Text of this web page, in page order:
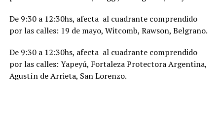
De 9:30 a 12:30hs, afecta al cuadrante comprendido
por las calles: 19 de mayo, Witcomb, Rawson, Belgrano.
De 9:30 a 12:30hs, afecta al cuadrante comprendido
por las calles: Yapeyú, Fortaleza Protectora Argentina,
Agustín de Arrieta, San Lorenzo.